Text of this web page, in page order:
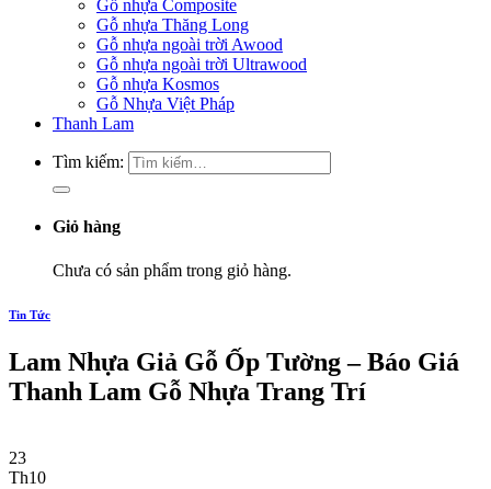
Gỗ nhựa Composite
Gỗ nhựa Thăng Long
Gỗ nhựa ngoài trời Awood
Gỗ nhựa ngoài trời Ultrawood
Gỗ nhựa Kosmos
Gỗ Nhựa Việt Pháp
Thanh Lam
Tìm kiếm:
Giỏ hàng
Chưa có sản phẩm trong giỏ hàng.
Tin Tức
Lam Nhựa Giả Gỗ Ốp Tường – Báo Giá
Thanh Lam Gỗ Nhựa Trang Trí
23
Th10